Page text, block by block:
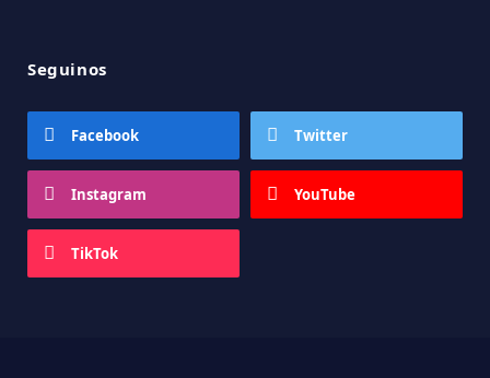
Seguinos
Facebook Twitter
Instagram YouTube
TikTok